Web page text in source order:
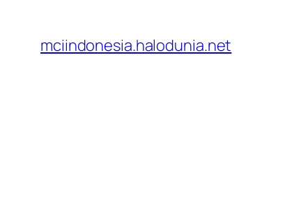
konten
mciindonesia.halodunia.net